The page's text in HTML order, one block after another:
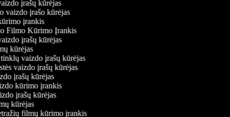
įrašų kūrėjas
vaizdo įrašo kūrėjas
įrankis
Filmo Kūrimo Įrankis
įrašų kūrėjas
kūrėjas
tinklų vaizdo įrašų kūrėjas
vaizdo įrašų kūrėjas
įrašų kūrėjas
kūrimo įrankis
įrašų kūrėjas
kūrėjas
filmų kūrimo įrankis